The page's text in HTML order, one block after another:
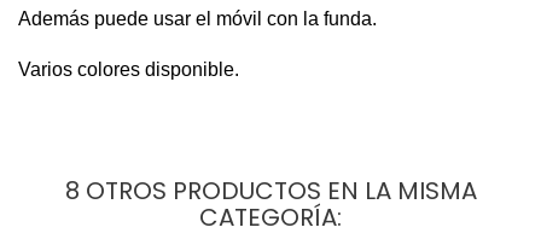
Además puede usar el móvil con la funda.
Varios colores disponible.
8 OTROS PRODUCTOS EN LA MISMA
CATEGORÍA: